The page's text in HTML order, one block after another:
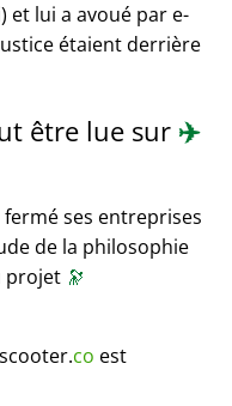
et lui a avoué par e-
étaient derrière
être lue sur ✈️
ses entreprises
de la philosophie
projet 🔭
co est